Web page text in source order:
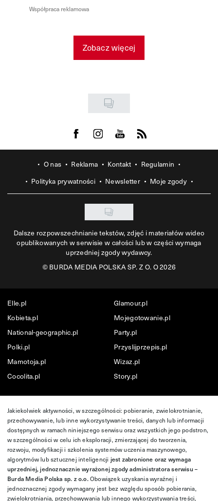
Współpraca reklamowa
Zobacz więcej
Visit us on Facebook
Visit us on Instagram
Visit us on Youtube
Visit us on Rss
O nas Reklama Kontakt
Regulamin
Polityka prywatności
Newsletter Moje zgody
Dalsze rozpowszechnianie tekstów, zdjęć i materiałów wideo
opublikowanych w serwisie w całości lub w części wymaga
uprzedniej zgody wydawcy.
©BURDA MEDIA POLSKA SP. Z O. O 2026
Elle.pl
Glamour.pl
Kobieta.pl
Mojegotowanie.pl
National-geographic.pl
Party.pl
Polki.pl
Przyslijprzepis.pl
Mamotoja.pl
Wizaz.pl
Cocolita.pl
Story.pl
Jakiekolwiek aktywności, w szczególności: pobieranie, zwielokrotnianie,
przechowywanie, lub inne wykorzystywanie treści, danych lub informacji
dostępnych w ramach niniejszego serwisu oraz wszystkich jego podstron,
w szczególności w celu ich eksploracji, zmierzającej do tworzenia,
rozwoju, modyfikacji i szkolenia systemów uczenia maszynowego,
algorytmów lub sztucznej inteligencji jest zabronione oraz wymaga
uprzedniej, jednoznacznie wyrażonej zgody administratora serwisu –
Burda Media Polska sp. z o.o.Obowiązek uzyskania wyraźnej i
jednoznacznej zgody wymagany jest bez względu sposób pobierania,
zwielokrotniania, przechowywania lub innego wykorzystywania treści,